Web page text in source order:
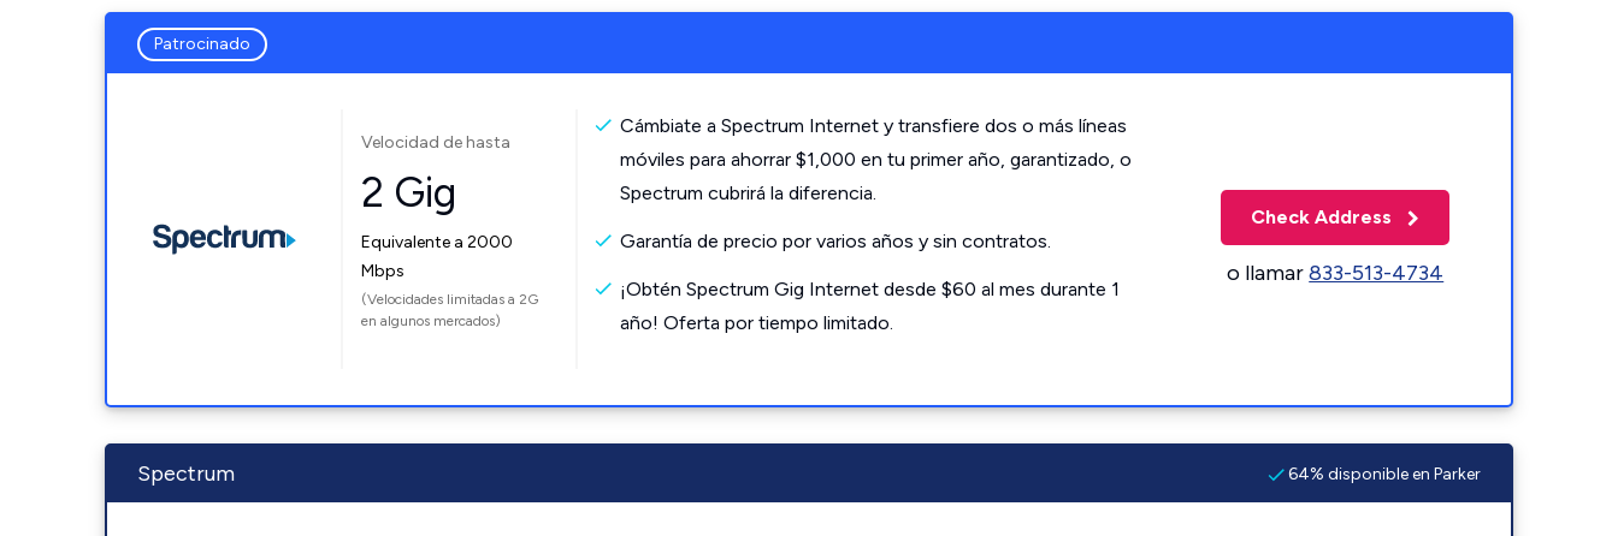
Patrocinado
Velocidad de hasta
2 Gig
Equivalente a 2000
Mbps
(Velocidades limitadas a 2G
en algunos mercados)
Cámbiate a Spectrum Internet y transfiere dos o más líneas
móviles para ahorrar $1,000 en tu primer año, garantizado, o
Spectrum cubrirá la diferencia.
Garantía de precio por varios años y sin contratos.
¡Obtén Spectrum Gig Internet desde $60 al mes durante 1
año! Oferta por tiempo limitado.
Check Address
o llamar833-513-4734
Spectrum 64% disponible en Parker